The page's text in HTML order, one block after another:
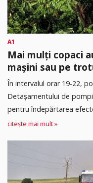
A1
Mai mulți copaci
mașini sau pe
În intervalul orar 19-22,
Detașamentului de
pentru îndepărtarea
citește mai mult »